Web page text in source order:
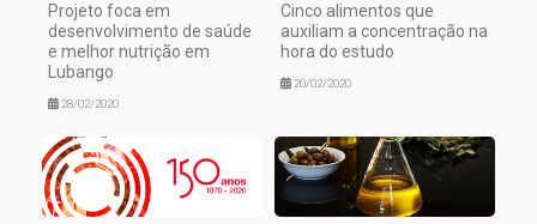
Projeto foca em
desenvolvimento de saúde
e melhor nutrição em
Lubango
28/02/2020
Cinco alimentos que
auxiliam a concentração na
hora do estudo
20/02/2020